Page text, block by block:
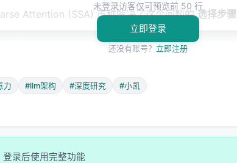
Attention (SSA) 声称解决了这个问题的选择步骤
Selector → 选出 top-k 位置 (<N)
未登录访客仅可预览前 50 行
立即登录
还没有账号？ 立即注册
力 #llm架构 #深度研究 #小凯
录后使用完整功能